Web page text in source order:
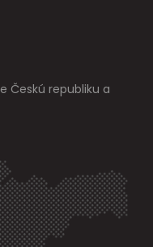
Českú republiku a